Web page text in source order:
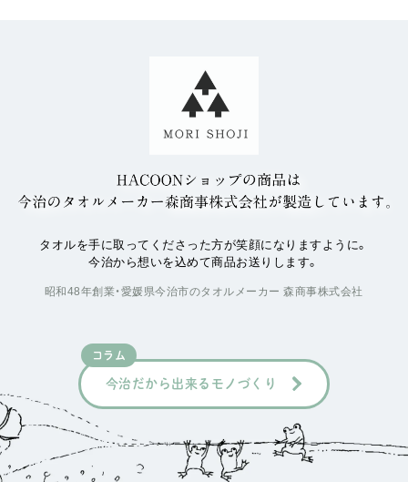
タオルを手に取ってくださった方が笑顔になりますように。
今治から想いを込めて商品お送りします。
昭和48年創業・愛媛県今治市のタオルメーカー 森商事株式会社
コラム
今治だから出来るモノづくり